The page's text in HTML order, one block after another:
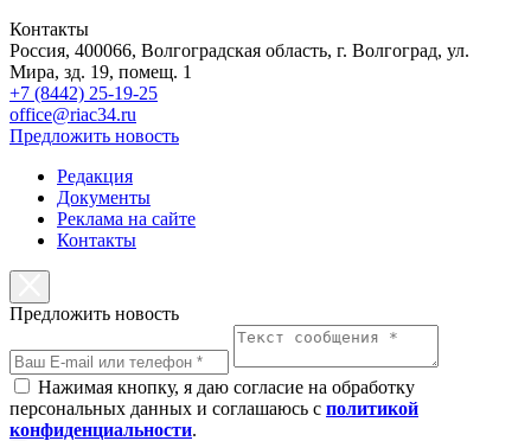
Контакты
Россия, 400066, Волгоградская область, г. Волгоград, ул.
Мира, зд. 19, помещ. 1
+7 (8442) 25-19-25
office@riac34.ru
Предложить новость
Редакция
Документы
Реклама на сайте
Контакты
Предложить новость
Нажимая кнопку, я даю согласие на обработку
персональных данных и соглашаюсь с политикой
конфиденциальности.